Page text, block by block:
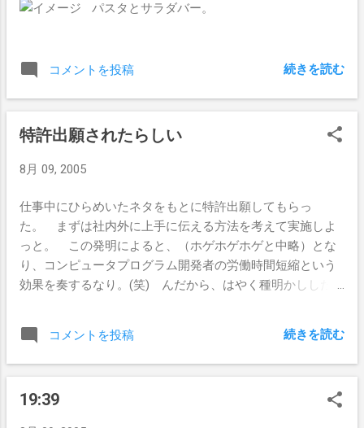
パスタとサラダバー。
コメントを投稿 続きを読む
特許出願されたらしい
8月 09, 2005
仕事中にひらめいたネタをもとに特許出願してもらっ
た。 まずは社内外に上手に伝える方法を考えて実施しよ
っと。 この発明によると、（ホゲホゲホゲと中略）とな
り、コンピュータプログラム開発者の労働時間短縮という
効果を奏するなり。(笑) んだから、はやく種明かししたい
コメントを投稿 続きを読む
19:39